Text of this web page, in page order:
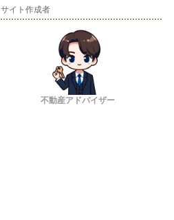
サイト作成者
不動産アドバイザー